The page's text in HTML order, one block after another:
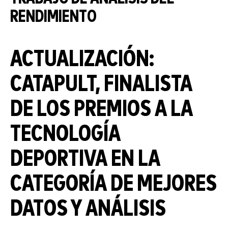
ACTUALIZACIÓN:
CATAPULT, FINALISTA
DE LOS PREMIOS A LA
TECNOLOGÍA
DEPORTIVA EN LA
CATEGORÍA DE MEJORES
DATOS Y ANÁLISIS